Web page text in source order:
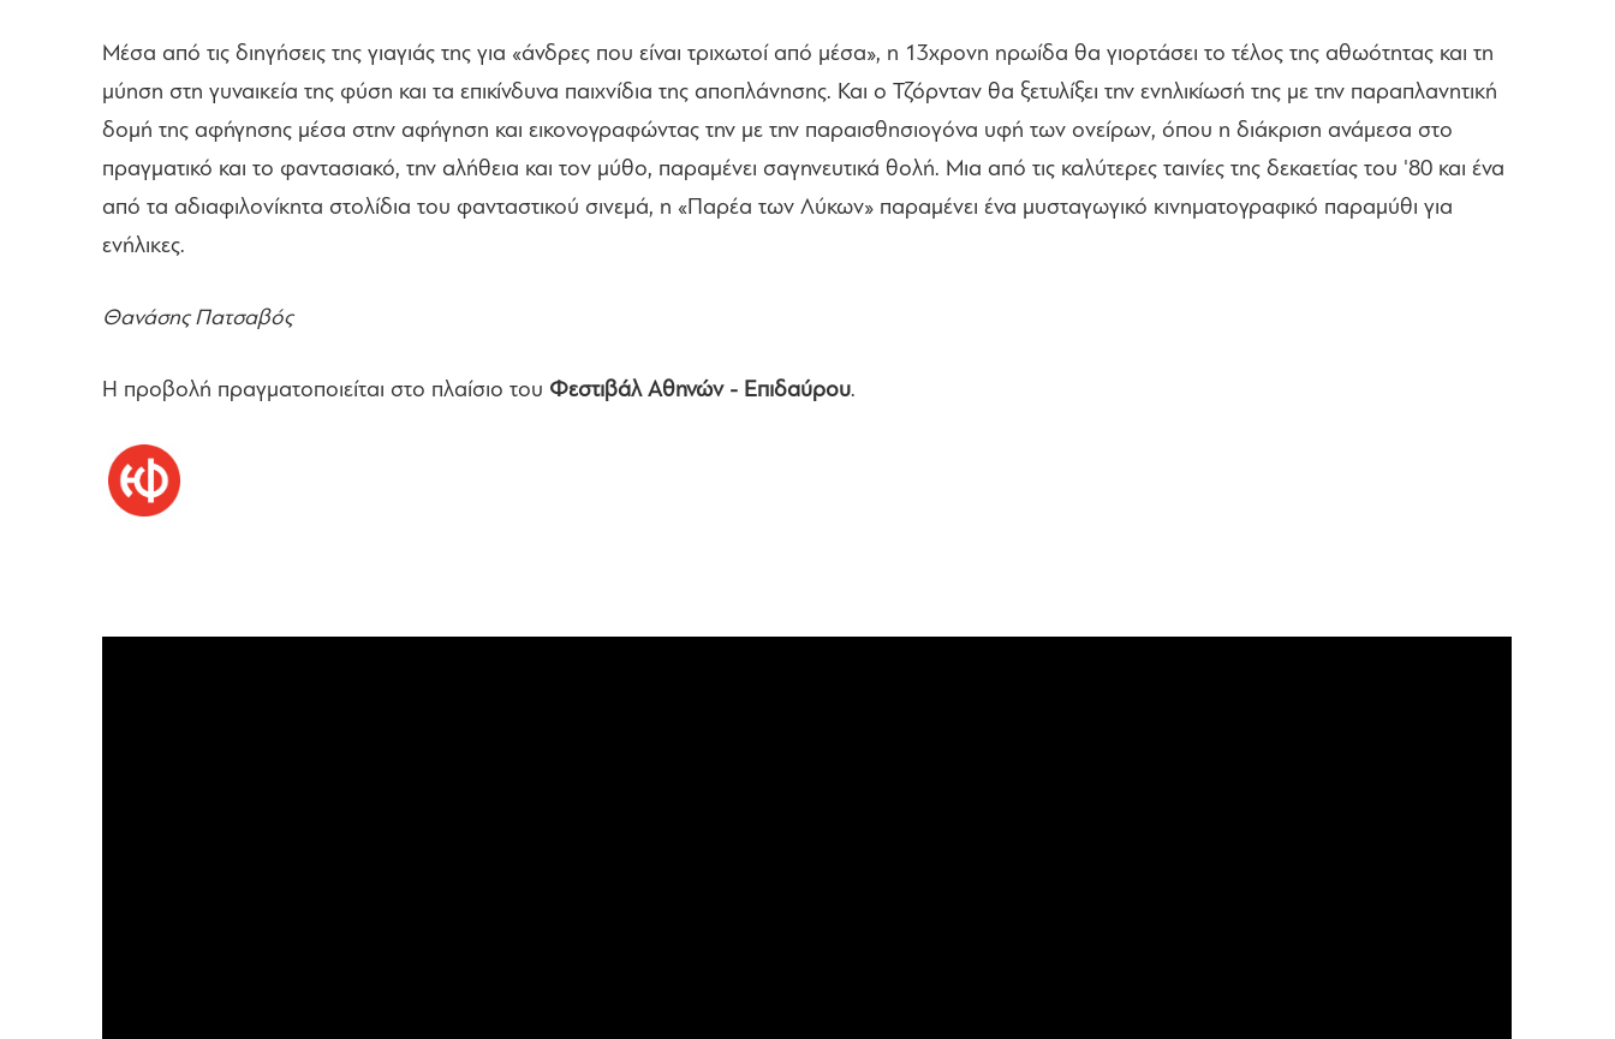
Μέσα από τις διηγήσεις της γιαγιάς της για «άνδρες που είναι τριχωτοί από μέσα», η 13χρονη ηρωίδα θα γιορτάσει το τέλος της αθωότητας και τη
μύηση στη γυναικεία της φύση και τα επικίνδυνα παιχνίδια της αποπλάνησης. Και ο Τζόρνταν θα ξετυλίξει την ενηλικίωσή της με την παραπλανητική
δομή της αφήγησης μέσα στην αφήγηση και εικονογραφώντας την με την παραισθησιογόνα υφή των ονείρων, όπου η διάκριση ανάμεσα στο
πραγματικό και το φαντασιακό, την αλήθεια και τον μύθο, παραμένει σαγηνευτικά θολή. Μια από τις καλύτερες ταινίες της δεκαετίας του '80 και ένα
από τα αδιαφιλονίκητα στολίδια του φανταστικού σινεμά, η «Παρέα των Λύκων» παραμένει ένα μυσταγωγικό κινηματογραφικό παραμύθι για
ενήλικες.
Θανάσης Πατσαβός
Η προβολή πραγματοποιείται στο πλαίσιο του Φεστιβάλ Αθηνών - Επιδαύρου.